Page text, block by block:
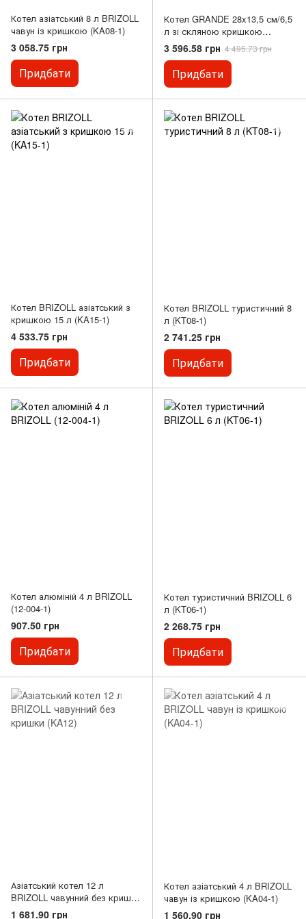
Котел азіатський 8 л BRIZOLL
чавун із кришкою (KA08-1)
3 058.75 грн
Придбати
Котел GRANDE 28x13,5 см/6,5
л зі скляною кришкою
(алюміній з антипригарним
покриттям)
3 596.58 грн 4 495.73 грн
Придбати
Котел BRIZOLL азіатський з
кришкою 15 л (KA15-1)
4 533.75 грн
Придбати
Котел BRIZOLL туристичний 8
л (KT08-1)
2 741.25 грн
Придбати
Котел алюміній 4 л BRIZOLL
(12-004-1)
907.50 грн
Придбати
Котел туристичний BRIZOLL 6
л (KT06-1)
2 268.75 грн
Придбати
Азіатський котел 12 л
BRIZOLL чавунний без кришки
(KA12)
1 681.90 грн
Котел азіатський 4 л BRIZOLL
чавун із кришкою (KA04-1)
1 560.90 грн